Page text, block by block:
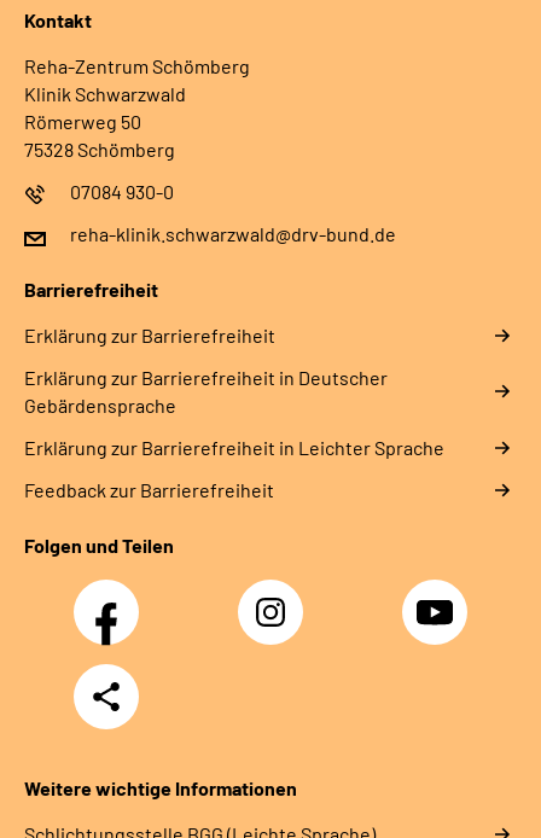
Kontakt
Reha-Zentrum Schömberg
Klinik Schwarzwald
Römerweg 50
75328 Schömberg
07084 930-0
reha-klinik.schwarzwald@drv-bund.de
Barrierefreiheit
Erklärung zur Barrierefreiheit
Erklärung zur Barrierefreiheit in Deutscher
Gebärdensprache
Erklärung zur Barrierefreiheit in Leichter Sprache
Feedback zur Barrierefreiheit
Folgen und Teilen
Facebook Instagram YouTube
Teilen
Weitere wichtige Informationen